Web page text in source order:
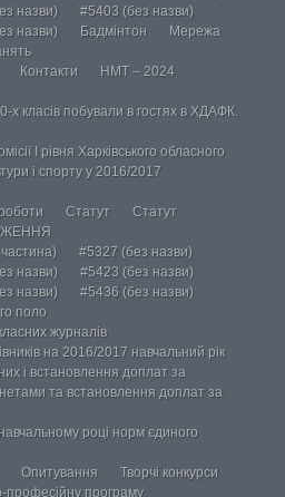
назви)
#5403 (без назви)
назви) Бадмінтон
Мережа
Контакти
НМТ – 2024
х класів побували в гостях в ХДАФК.
І рівня Харківського обласного
і спорту у 2016/2017
Статут
Статут
#5327 (без назви)
назви)
#5423 (без назви)
назви)
#5436 (без назви)
поло
журналів
на 2016/2017 навчальний рік
і встановлення доплат за
та встановлення доплат за
році норм єдиного
Опитування
Творчі конкурси
професійну програму